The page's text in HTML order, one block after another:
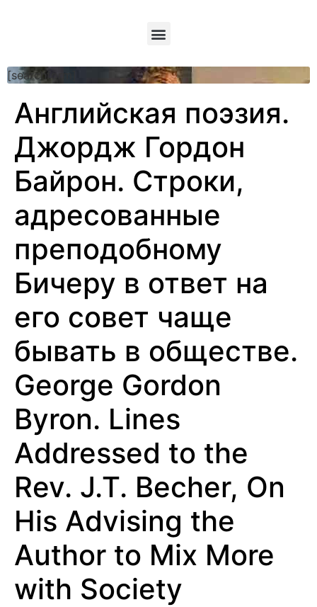
[searchform]
Английская поэзия.
Джордж Гордон
Байрон. Строки,
адресованные
преподобному
Бичеру в ответ на
его совет чаще
бывать в обществе.
George Gordon
Byron. Lines
Addressed to the
Rev. J.T. Becher, On
His Advising the
Author to Mix More
with Society